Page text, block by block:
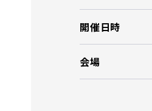
開催日時
会場